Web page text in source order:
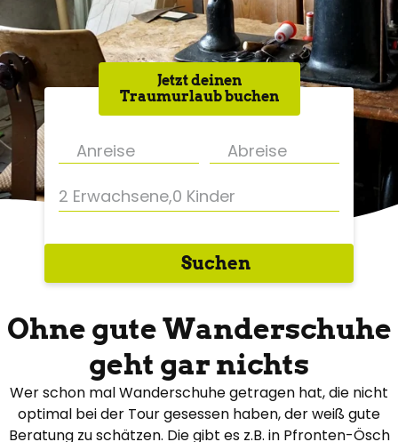
Jetzt deinen
Traumurlaub buchen
2 Erwachsene,0 Kinder
Suchen
Ohne gute Wanderschuhe
geht gar nichts
Wer schon mal Wanderschuhe getragen hat, die nicht
optimal bei der Tour gesessen haben, der weiß gute
Beratung zu schätzen. Die gibt es z.B. in Pfronten-Ösch